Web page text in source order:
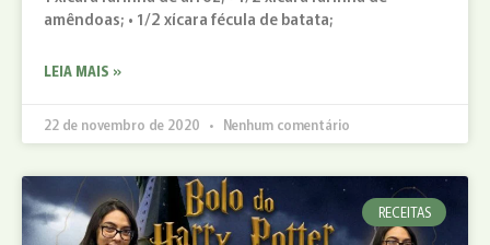
amêndoas; • 1/2 xícara fécula de batata;
LEIA MAIS »
22 de novembro de 2020 Nenhum comentário
RECEITAS